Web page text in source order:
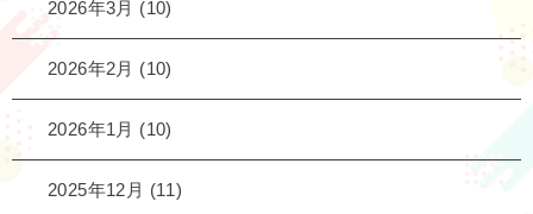
2026年3月 (10)
2026年2月 (10)
2026年1月 (10)
2025年12月 (11)